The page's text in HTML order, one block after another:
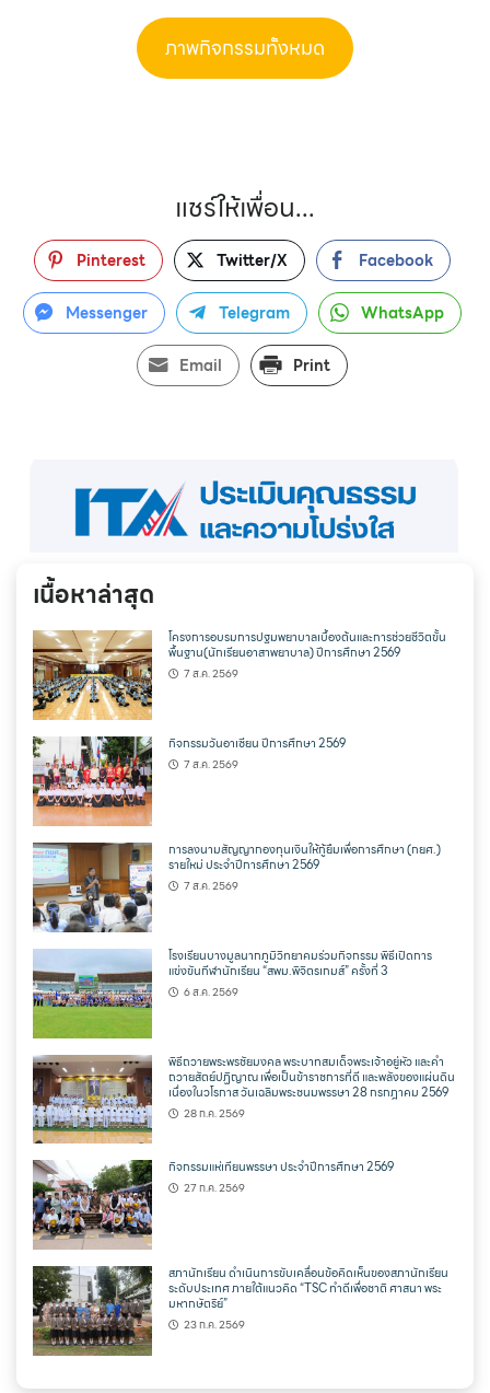
ภาพกิจกรรมทั้งหมด
แชร์ให้เพื่อน...
Pinterest Twitter/X Facebook
Messenger Telegram WhatsApp
Email Print
เนื้อหาล่าสุด
โครงการอบรมการปฐมพยาบาลเบื้องต้นและการช่วยชีวิตขั้น
พื้นฐาน(นักเรียนอาสาพยาบาล) ปีการศึกษา 2569
7 ส.ค. 2569
กิจกรรมวันอาเซียน ปีการศึกษา 2569
7 ส.ค. 2569
การลงนามสัญญากองทุนเงินให้กู้ยืมเพื่อการศึกษา (กยศ.)
รายใหม่ ประจำปีการศึกษา 2569
7 ส.ค. 2569
โรงเรียนบางมูลนากภูมิวิทยาคมร่วมกิจกรรม พิธีเปิดการ
แข่งขันกีฬานักเรียน “สพม.พิจิตรเกมส์” ครั้งที่ 3
6 ส.ค. 2569
พิธีถวายพระพรชัยมงคล พระบาทสมเด็จพระเจ้าอยู่หัว และคำ
ถวายสัตย์ปฏิญาณ เพื่อเป็นข้าราชการที่ดี และพลังของแผ่นดิน
เนื่องในวโรกาส วันเฉลิมพระชนมพรรษา 28 กรกฎาคม 2569
28 ก.ค. 2569
กิจกรรมแห่เทียนพรรษา ประจำปีการศึกษา 2569
27 ก.ค. 2569
สภานักเรียน ดำเนินการขับเคลื่อนข้อคิดเห็นของสภานักเรียน
ระดับประเทศ ภายใต้แนวคิด “TSC ทำดีเพื่อชาติ ศาสนา พระ
มหากษัตริย์”
23 ก.ค. 2569